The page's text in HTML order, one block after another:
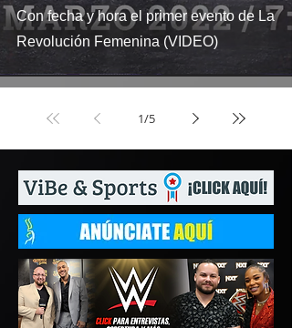
Con fecha y hora el primer evento de La
Revolución Femenina (VIDEO)
1/5